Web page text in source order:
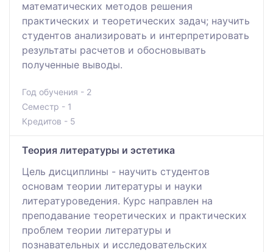
математических методов решения
практических и теоретических задач; научить
студентов анализировать и интерпретировать
результаты расчетов и обосновывать
полученные выводы.
Год обучения - 2
Семестр - 1
Кредитов - 5
Теория литературы и эстетика
Цель дисциплины - научить студентов
основам теории литературы и науки
литературоведения. Курс направлен на
преподавание теоретических и практических
проблем теории литературы и
познавательных и исследовательских